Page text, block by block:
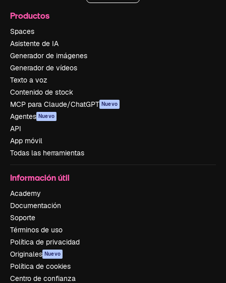
Productos
Spaces
Asistente de IA
Generador de imágenes
Generador de vídeos
Texto a voz
Contenido de stock
MCP para Claude/ChatGPT Nuevo
Agentes Nuevo
API
App móvil
Todas las herramientas
Información útil
Academy
Documentación
Soporte
Términos de uso
Política de privacidad
Originales Nuevo
Política de cookies
Centro de confianza